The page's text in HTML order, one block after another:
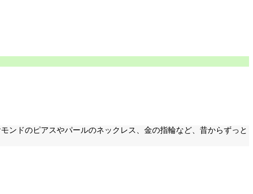
ンドのピアスやパールのネックレス、金の指輪など、昔からずっと